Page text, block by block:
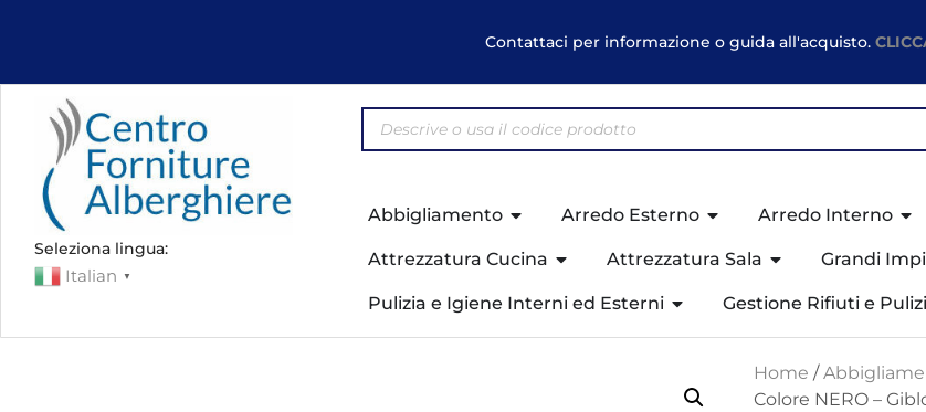
Contattaci per informazione o guida all'acquisto.
Seleziona lingua:
Italian ▼
Abbigliamento Arredo Esterno Arredo Interno
Attrezzatura Cucina Attrezzatura Sala Grandi
Pulizia e Igiene Interni ed Esterni Gestione Rifiuti e
Home /
Colore NERO –